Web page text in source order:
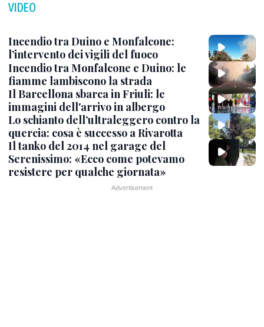
VIDEO
Incendio tra Duino e Monfalcone:
l’intervento dei vigili del fuoco
Incendio tra Monfalcone e Duino: le
fiamme lambiscono la strada
Il Barcellona sbarca in Friuli: le
immagini dell'arrivo in albergo
Lo schianto dell’ultraleggero contro la
quercia: cosa è successo a Rivarotta
Il tanko del 2014 nel garage del
Serenissimo: «Ecco come potevamo
resistere per qualche giornata»